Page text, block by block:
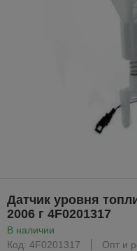
Датчик уровня
2006 г 4F0201317
В наличии
Код: 4F0201317
Опт и